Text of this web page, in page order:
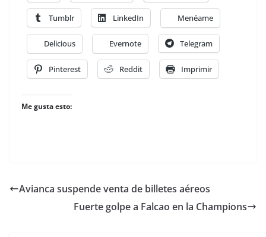
Tumblr LinkedIn Menéame
Delicious Evernote Telegram
Pinterest Reddit Imprimir
Me gusta esto:
Avianca suspende venta de billetes aéreos
Fuerte golpe a Falcao en la Champions